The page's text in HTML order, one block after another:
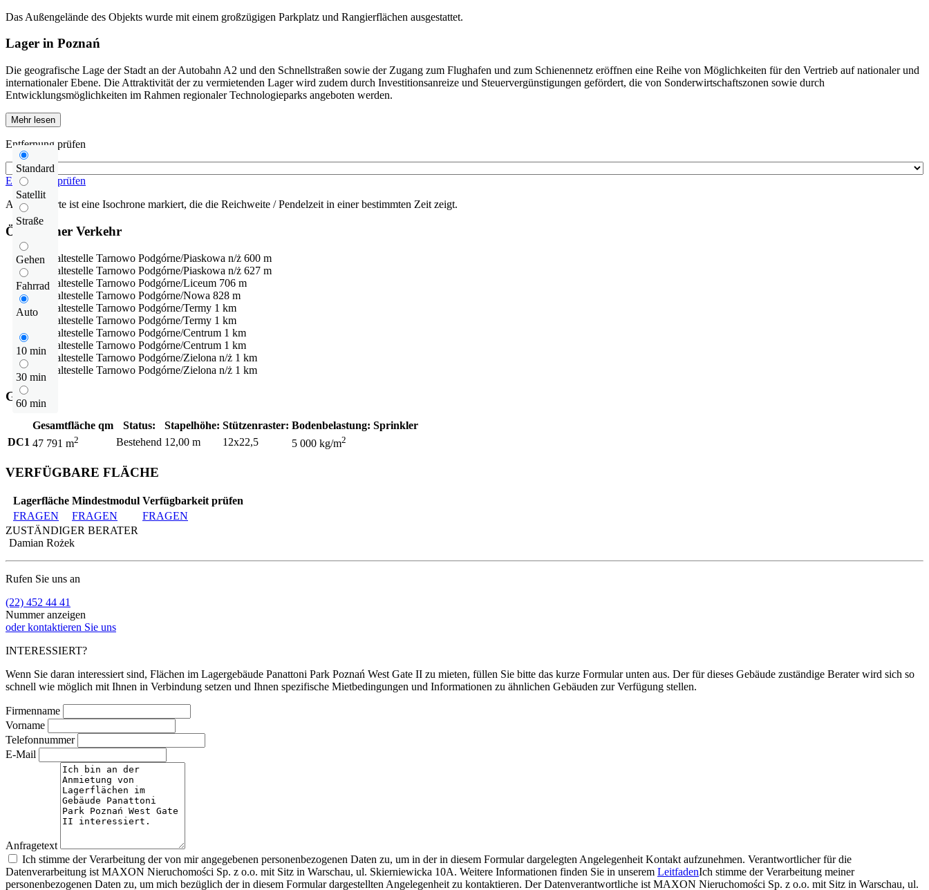
Das Außengelände des Objekts wurde mit einem großzügigen Parkplatz und Rangierflächen ausgestattet.
Lager in Poznań
Die geografische Lage der Stadt an der Autobahn A2 und den Schnellstraßen sowie der Zugang zum Flughafen und zum Schienennetz eröffnen eine Reihe von Möglichkeiten für den Vertrieb auf nationaler und
internationaler Ebene. Die Attraktivität der zu vermietenden Lager wird zudem durch Investitionsanreize und Steuervergünstigungen gefördert, die von Sonderwirtschaftszonen sowie durch
Entwicklungsmöglichkeiten im Rahmen regionaler Technologieparks angeboten werden.
Mehr lesen
Standard
Satellit
Straße
Gehen
Fahrrad
Auto
10 min
30 min
60 min
Entfernung prüfen
Entfernung prüfen
Auf der Karte ist eine Isochrone markiert, die die Reichweite / Pendelzeit in einer bestimmten Zeit zeigt.
Öffentlicher Verkehr
Bushaltestelle Tarnowo Podgórne/Piaskowa n/ż 600 m
Bushaltestelle Tarnowo Podgórne/Piaskowa n/ż 627 m
Bushaltestelle Tarnowo Podgórne/Liceum 706 m
Bushaltestelle Tarnowo Podgórne/Nowa 828 m
Bushaltestelle Tarnowo Podgórne/Termy 1 km
Bushaltestelle Tarnowo Podgórne/Termy 1 km
Bushaltestelle Tarnowo Podgórne/Centrum 1 km
Bushaltestelle Tarnowo Podgórne/Centrum 1 km
Bushaltestelle Tarnowo Podgórne/Zielona n/ż 1 km
Bushaltestelle Tarnowo Podgórne/Zielona n/ż 1 km
Gebäude
Gesamtfläche qm Status: Stapelhöhe: Stützenraster: Bodenbelastung: Sprinkler
DC1 47 791 m2 Bestehend 12,00 m 12x22,5 5 000 kg/m2
VERFÜGBARE FLÄCHE
Lagerfläche Mindestmodul Verfügbarkeit prüfen
FRAGEN
FRAGEN
FRAGEN
ZUSTÄNDIGER BERATER
Damian Rożek
Rufen Sie uns an
(22) 452 44 41
Nummer anzeigen
oder kontaktieren Sie uns
INTERESSIERT?
Wenn Sie daran interessiert sind, Flächen im Lagergebäude Panattoni Park Poznań West Gate II zu mieten, füllen Sie bitte das kurze Formular unten aus. Der für dieses Gebäude zuständige Berater wird sich so
schnell wie möglich mit Ihnen in Verbindung setzen und Ihnen spezifische Mietbedingungen und Informationen zu ähnlichen Gebäuden zur Verfügung stellen.
Firmenname
Vorname
Telefonnummer
E-Mail
Anfragetext
Ich stimme der Verarbeitung der von mir angegebenen personenbezogenen Daten zu, um in der in diesem Formular dargelegten Angelegenheit Kontakt aufzunehmen. Verantwortlicher für die
Datenverarbeitung ist MAXON Nieruchomości Sp. z o.o. mit Sitz in Warschau, ul. Skierniewicka 10A. Weitere Informationen finden Sie in unserem LeitfadenIch stimme der Verarbeitung meiner
personenbezogenen Daten zu, um mich bezüglich der in diesem Formular dargestellten Angelegenheit zu kontaktieren. Der Datenverantwortliche ist MAXON Nieruchomości Sp. z o.o. mit Sitz in Warschau, ul.